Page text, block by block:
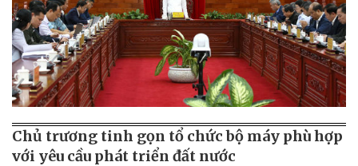
Chủ trương tinh gọn tổ chức bộ máy phù hợp
với yêu cầu phát triển đất nước